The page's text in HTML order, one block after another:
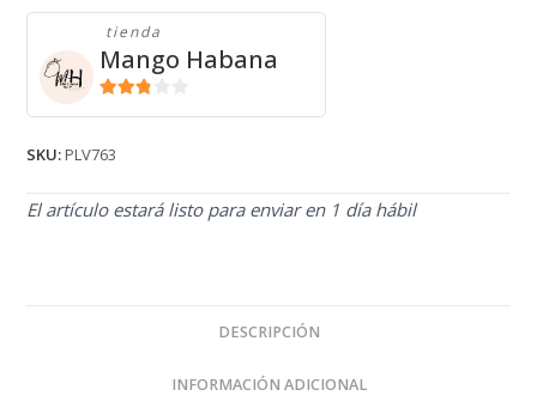
cantidad
tienda
Mango Habana
SKU:PLV763
El artículo estará listo para enviar en 1 día hábil
DESCRIPCIÓN
INFORMACIÓN ADICIONAL